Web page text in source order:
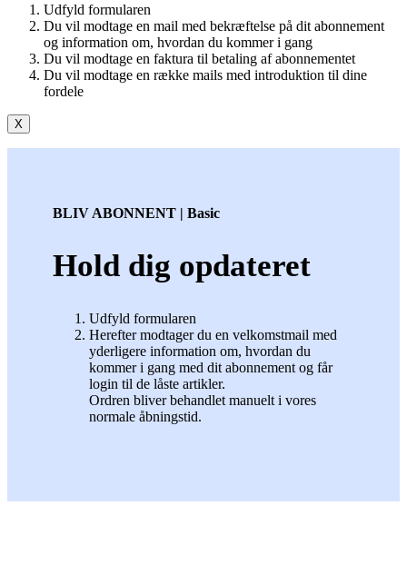
Udfyld formularen
Du vil modtage en mail med bekræftelse på dit abonnement
og information om, hvordan du kommer i gang
Du vil modtage en faktura til betaling af abonnementet
Du vil modtage en række mails med introduktion til dine
fordele
X
BLIV ABONNENT | Basic
Hold dig opdateret
Udfyld formularen
Herefter modtager du en velkomstmail med
yderligere information om, hvordan du
kommer i gang med dit abonnement og får
login til de låste artikler.
Ordren bliver behandlet manuelt i vores
normale åbningstid.